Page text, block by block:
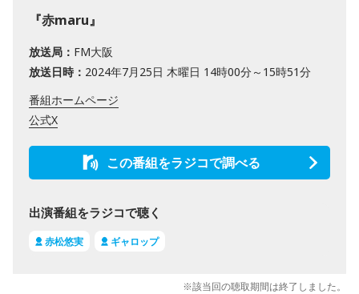
『赤maru』
放送局： FM大阪
放送日時： 2024年7月25日 木曜日 14時00分～15時51分
番組ホームページ
公式X
この番組をラジコで調べる
出演番組をラジコで聴く
赤松悠実 ギャロップ
※該当回の聴取期間は終了しました。